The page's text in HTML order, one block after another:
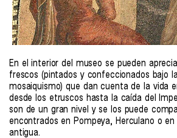
En el interior del museo se pueden
frescos (pintados y confeccionados bajo
mosaiquismo) que dan cuenta de la vida
desde los etruscos hasta la caída del
son de un gran nivel y se los puede
encontrados en Pompeya, Herculano o
antigua.